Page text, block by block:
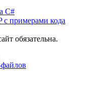
C#
с примерами кода
обязательна.